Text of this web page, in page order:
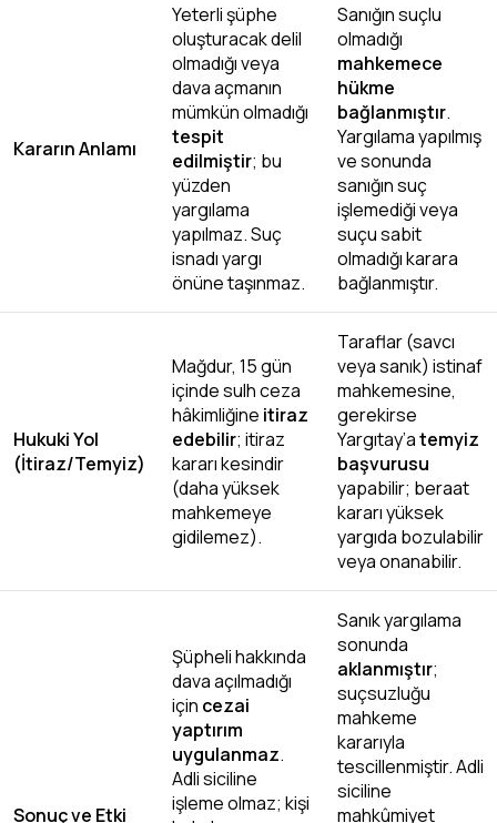
Kararın Anlamı
Yeterli şüphe
oluşturacak delil
olmadığı veya
dava açmanın
mümkün olmadığı
tespit
edilmiştir; bu
yüzden
yargılama
yapılmaz. Suç
isnadı yargı
önüne taşınmaz.
Sanığın suçlu
olmadığı
mahkemece
hükme
bağlanmıştır.
Yargılama yapılmış
ve sonunda
sanığın suç
işlemediği veya
suçu sabit
olmadığı karara
bağlanmıştır.
Hukuki Yol
(İtiraz/Temyiz)
Mağdur, 15 gün
içinde sulh ceza
hâkimliğine itiraz
edebilir; itiraz
kararı kesindir
(daha yüksek
mahkemeye
gidilemez).
Taraflar (savcı
veya sanık) istinaf
mahkemesine,
gerekirse
Yargıtay’atemyiz
başvurusu
yapabilir; beraat
kararı yüksek
yargıda bozulabilir
veya onanabilir.
Sonuç ve Etki
Şüpheli hakkında
dava açılmadığı
için cezai
yaptırım
uygulanmaz.
Adli siciline
işleme olmaz; kişi
Sanık yargılama
sonunda
aklanmıştır;
suçsuzluğu
mahkeme
kararıyla
tescillenmiştir. Adli
siciline
mahkûmiyet